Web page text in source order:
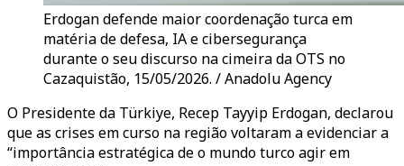
Erdogan defende maior coordenação turca em
matéria de defesa, IA e cibersegurança
durante o seu discurso na cimeira da OTS no
Cazaquistão, 15/05/2026. / Anadolu Agency
O Presidente da Türkiye, Recep Tayyip Erdogan, declarou
que as crises em curso na região voltaram a evidenciar a
“importância estratégica de o mundo turco agir em